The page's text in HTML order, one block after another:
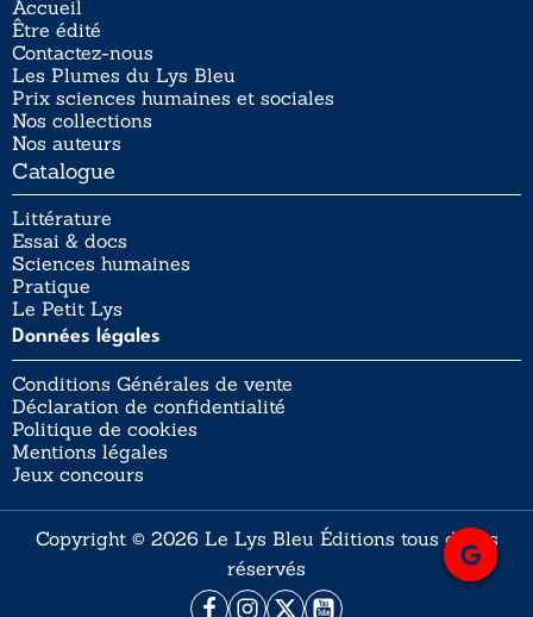
Accueil
Être édité
Contactez-nous
Les Plumes du Lys Bleu
Prix sciences humaines et sociales
Nos collections
Nos auteurs
Catalogue
Littérature
Essai & docs
Sciences humaines
Pratique
Le Petit Lys
Données légales
Conditions Générales de vente
Déclaration de confidentialité
Politique de cookies
Mentions légales
Jeux concours
Copyright © 2026 Le Lys Bleu Éditions tous droits
réservés